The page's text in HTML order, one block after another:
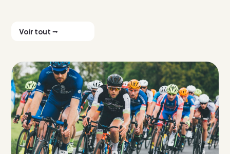
Voir tout ⭢